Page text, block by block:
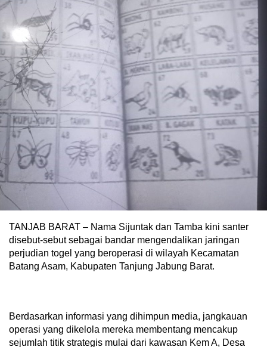
TANJAB BARAT – Nama Sijuntak dan Tamba kini santer
disebut-sebut sebagai bandar mengendalikan jaringan
perjudian togel yang beroperasi di wilayah Kecamatan
Batang Asam, Kabupaten Tanjung Jabung Barat.
Berdasarkan informasi yang dihimpun media, jangkauan
operasi yang dikelola mereka membentang mencakup
sejumlah titik strategis mulai dari kawasan Kem A, Desa